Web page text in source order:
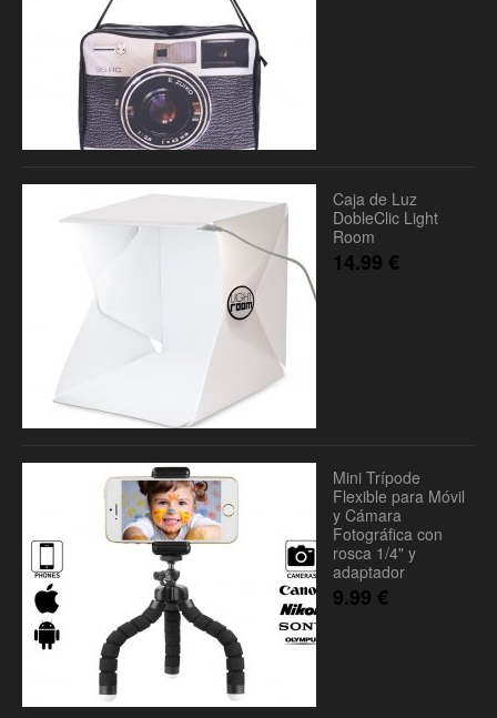
Caja de Luz
DobleClic Light
Room
14.99 €
Mini Trípode
Flexible para Móvil
y Cámara
Fotográfica con
rosca 1/4" y
adaptador
9.99 €